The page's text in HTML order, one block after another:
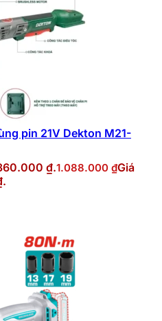
pin 21V Dekton M21-
₫.1.088.000 ₫Giá